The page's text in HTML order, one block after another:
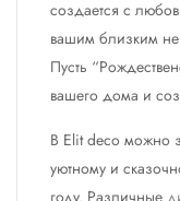
создается с
вашим близким
Пусть
вашего дома и
В Elit deco можно
уютному и
году. Различные